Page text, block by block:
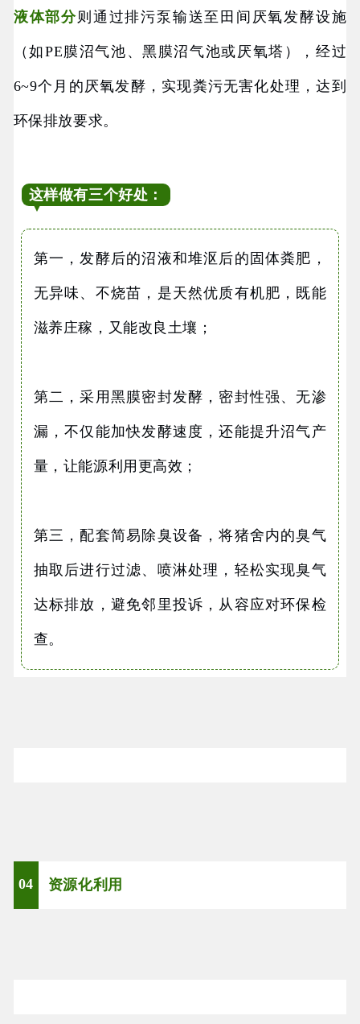
液体部分则通过排污泵输送至田间厌氧发酵设施
（如PE膜沼气池、黑膜沼气池或厌氧塔），经过
6~9个月的厌氧发酵，实现粪污无害化处理，达到
环保排放要求。
这样做有三个好处：
第一，发酵后的沼液和堆沤后的固体粪肥，
无异味、不烧苗，是天然优质有机肥，既能
滋养庄稼，又能改良土壤；
第二，采用黑膜密封发酵，密封性强、无渗
漏，不仅能加快发酵速度，还能提升沼气产
量，让能源利用更高效；
第三，配套简易除臭设备，将猪舍内的臭气
抽取后进行过滤、喷淋处理，轻松实现臭气
达标排放，避免邻里投诉，从容应对环保检
查。
04 资源化利用